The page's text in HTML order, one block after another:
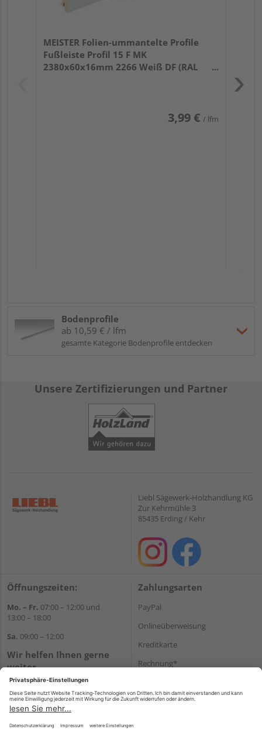
MEISTER Folien-ummantelte Profile
Fußleiste Profil 15 F MK
2380x60x16mm 2266 Weiß DF (RAL
3,99 € / lfm
Bodenprofile
ab 10,59 € / lfm
gesamte Kategorie Bodenprofile entdecken
Unsere Zertifizierungen und Partner
Liebl Sägewerk-Holzhandlung KG
Zur Kehrmühle 3
85435 Erding / Kehr
Öffnungszeiten:
Mo. – Fr. 07:00 – 12:00 und
13:00 – 18:00
Sa. 09:00 – 12:00
Wir helfen Ihnen gerne
weiter
Tel.:+49 8122 14197
E-Mail:vertrieb@holz-liebl.de
Zahlungsarten
PayPal
Onlineüberweisung
Kreditkarte
Rechnung*
Versand